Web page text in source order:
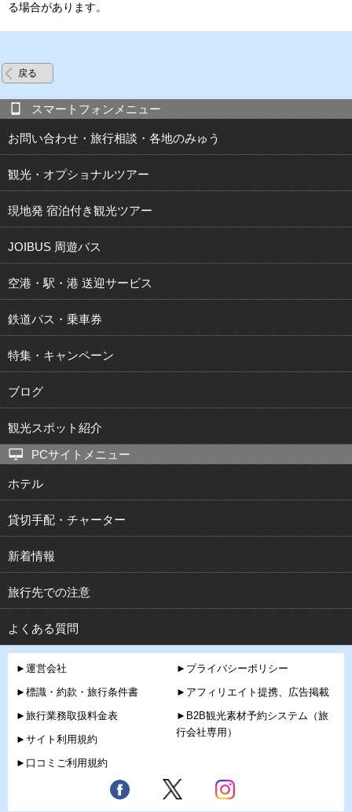
る場合があります。
戻る
スマートフォンメニュー
お問い合わせ・旅行相談・各地のみゅう
観光・オプショナルツアー
現地発 宿泊付き観光ツアー
JOIBUS 周遊バス
空港・駅・港 送迎サービス
鉄道パス・乗車券
特集・キャンペーン
ブログ
観光スポット紹介
PCサイトメニュー
ホテル
貸切手配・チャーター
新着情報
旅行先での注意
よくある質問
►運営会社
►標識・約款・旅行条件書
►旅行業務取扱料金表
►サイト利用規約
►口コミご利用規約
►プライバシーポリシー
►アフィリエイト提携、広告掲載
►B2B観光素材予約システム（旅
行会社専用）